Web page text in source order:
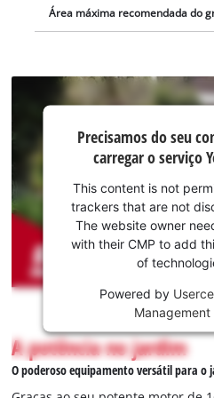
fácil de transportar e armazenar
espaço, graças à forquilha de
superior da caixa.
Área máxima recomendada do
consentimento
para carregar o
serviço
Youtube!
This
content
is
permitted
to
load
Precisamos do seu
carregar o serviço
This content is not
trackers that are not
The website owner
with their CMP to add
of
Powered by
Management
A potência no jardim
O poderoso equipamento versátil para o